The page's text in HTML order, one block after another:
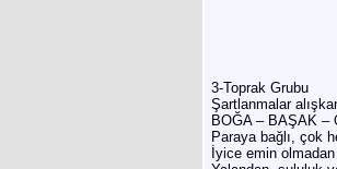
3-Toprak Grubu
Şartlanmalar
BOĞA – BAŞAK –
Paraya bağlı, çok
İyice emin